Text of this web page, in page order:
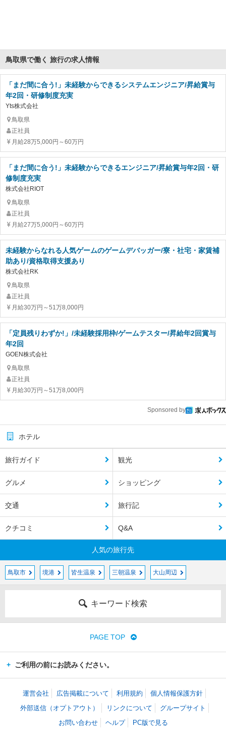
鳥取県で働く 旅行の求人情報
「まだ間に合う!」未経験からできるシステムエンジニア/昇給賞与
年2回・研修制度充実
Yts株式会社
鳥取県
正社員
月給28万5,000円～60万円
「まだ間に合う!」未経験からできるエンジニア/昇給賞与年2回・研
修制度充実
株式会社RIOT
鳥取県
正社員
月給27万5,000円～60万円
未経験からなれる人気ゲームのゲームデバッガー/寮・社宅・家賃補
助あり/資格取得支援あり
株式会社RK
鳥取県
正社員
月給30万円～51万8,000円
「定員残りわずか!」/未経験採用枠/ゲームテスター/昇給年2回賞与
年2回
GOEN株式会社
鳥取県
正社員
月給30万円～51万8,000円
Sponsored by
ホテル
旅行ガイド 観光
グルメ ショッピング
交通 旅行記
クチコミ Q&A
人気の旅行先
鳥取市 境港 皆生温泉 三朝温泉 大山周辺
キーワード検索
PAGE TOP
ご利用の前にお読みください。
運営会社 広告掲載について 利用規約
個人情報保護方針
外部送信（オプトアウト）
リンクについて
グループサイト
お問い合わせ
ヘルプ PC版で見る